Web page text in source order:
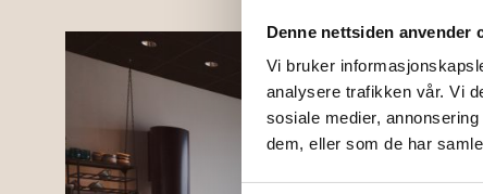
Denne nettsiden anvender
Vi bruker
analysere trafikken vår. Vi
sosiale medier,
dem, eller som de har